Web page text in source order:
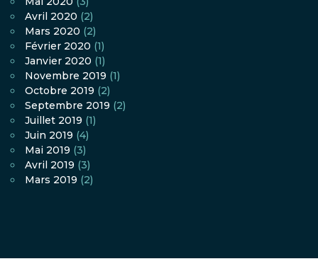
Avril 2020 (2)
Mars 2020 (2)
Février 2020 (1)
Janvier 2020 (1)
Novembre 2019 (1)
Octobre 2019 (2)
Septembre 2019 (2)
Juillet 2019 (1)
Juin 2019 (4)
Mai 2019 (3)
Avril 2019 (3)
Mars 2019 (2)